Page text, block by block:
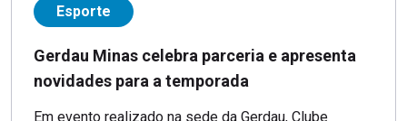
Esporte
Gerdau Minas celebra parceria e apresenta
novidades para a temporada
Em evento realizado na sede da Gerdau, Clube